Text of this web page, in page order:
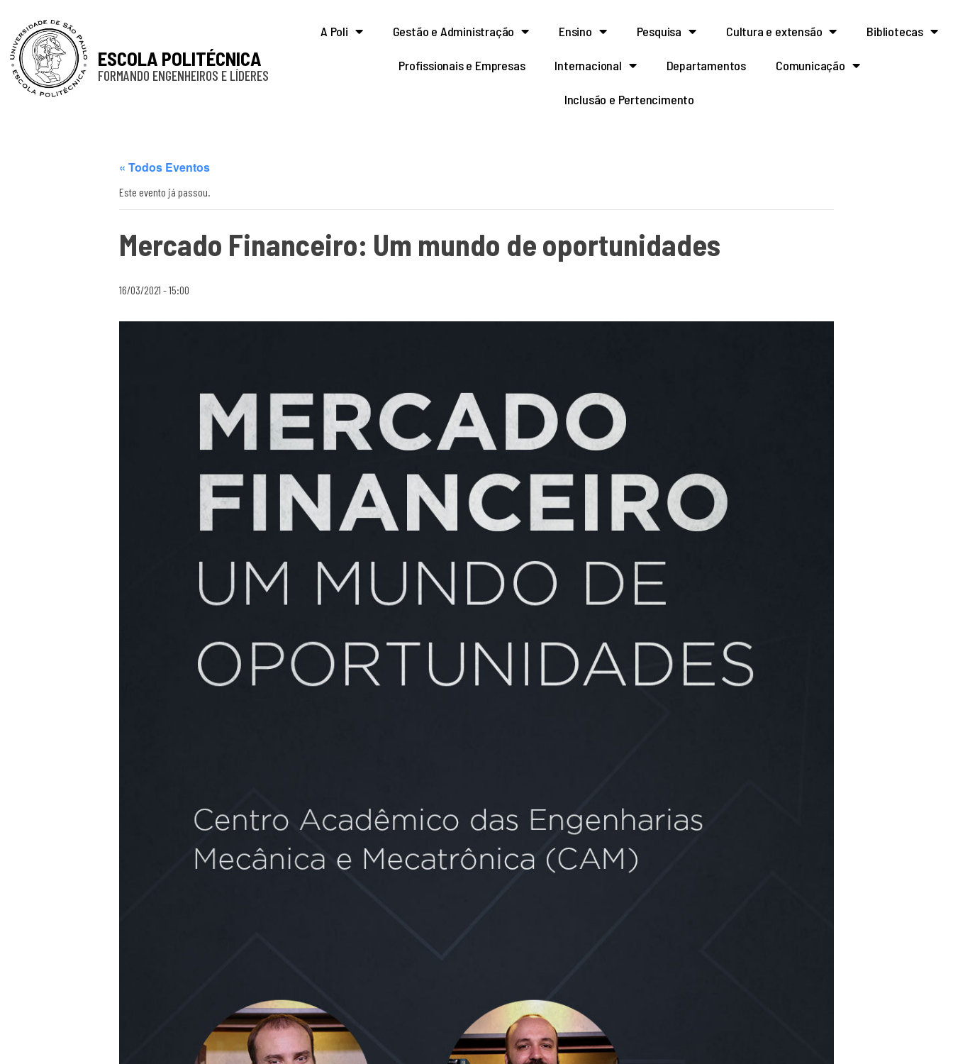
ESCOLA POLITÉCNICA
FORMANDO ENGENHEIROS E LÍDERES
A Poli Gestão e Administração Ensino Pesquisa Cultura e extensão Bibliotecas
Profissionais e Empresas Internacional Departamentos Comunicação
Inclusão e Pertencimento
« Todos Eventos
Este evento já passou.
Mercado Financeiro: Um mundo de oportunidades
16/03/2021 - 15:00